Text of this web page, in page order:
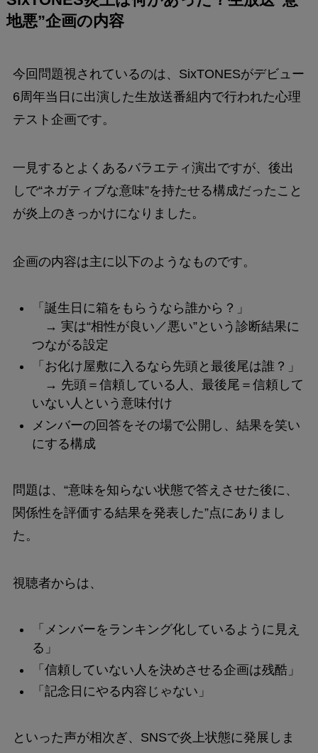
地悪”企画の内容
今回問題視されているのは、SixTONESがデビュー
6周年当日に出演した生放送番組内で行われた心理
テスト企画です。
一見するとよくあるバラエティ演出ですが、後出
しで“ネガティブな意味”を持たせる構成だったこと
が炎上のきっかけになりました。
企画の内容は主に以下のようなものです。
「誕生日に箱をもらうなら誰から？」
→ 実は“相性が良い／悪い”という診断結果に
つながる設定
「お化け屋敷に入るなら先頭と最後尾は誰？」
→ 先頭＝信頼している人、最後尾＝信頼して
いない人という意味付け
メンバーの回答をその場で公開し、結果を笑い
にする構成
問題は、“意味を知らない状態で答えさせた後に、
関係性を評価する結果を発表した”点にありまし
た。
視聴者からは、
「メンバーをランキング化しているように見え
る」
「信頼していない人を決めさせる企画は残酷」
「記念日にやる内容じゃない」
といった声が相次ぎ、SNSで炎上状態に発展しま